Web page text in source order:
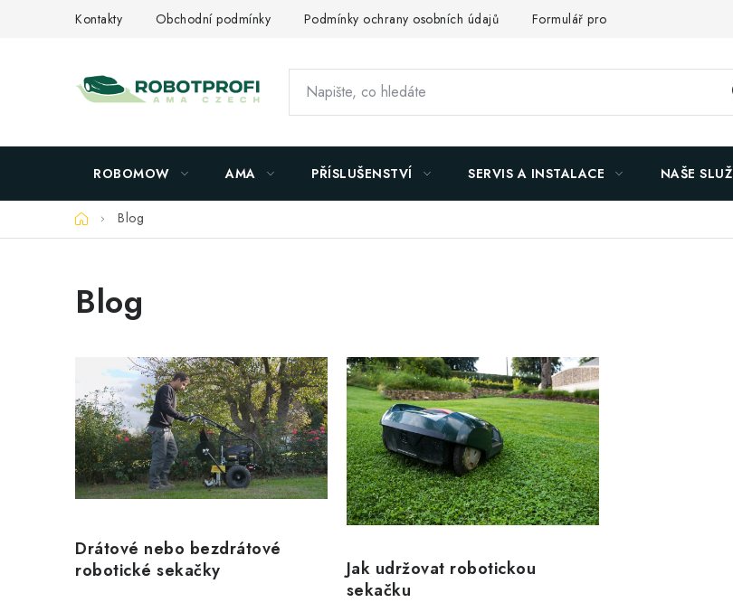
Kontakty Obchodní podmínky Podmínky ochrany osobních údajů Formulář pro odstoupení od smlouvy
ROBOMOW AMA PŘÍSLUŠENSTVÍ SERVIS A INSTALACE NAŠE
DomůBlog
Blog
ý
p
i
s
l
Drátové nebo bezdrátové
robotické sekačky
Jak udržovat robotickou
sekačku